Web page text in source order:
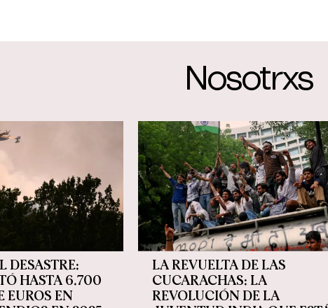
Nosotrxs
DESASTRE:
HASTA 6.700
EUROS EN
LA REVUELTA DE LAS
CUCARACHAS: LA
REVOLUCIÓN DE LA